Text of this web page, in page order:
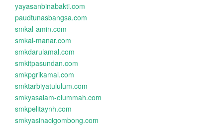
yayasanbinabakti.com
paudtunasbangsa.com
smkal-amin.com
smkal-manar.com
smkdarulamal.com
smkitpasundan.com
smkpgrikamal.com
smktarbiyatululum.com
smkyasalam-elummah.com
smkpelitaynh.com
smkyasinacigombong.com